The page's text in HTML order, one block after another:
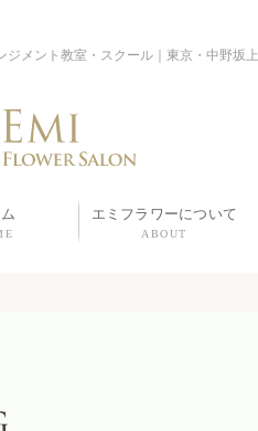
ジメント教室・スクール｜東京・中野坂
エミフラワーについて
ABOUT